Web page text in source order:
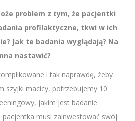
problem z tym, że pacjentki
profilaktyczne, tkwi w ich
Jak te badania wyglądają? Na
nastawić?
i tak naprawdę, żeby
szyjki macicy, potrzebujemy 10
jakim jest badanie
pacjentka musi zainwestować swój